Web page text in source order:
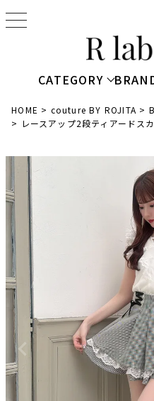
t
e
n
i
o
n
CATEGORY
HOME couture BY ROJITA
レースアップ2段ティアードス